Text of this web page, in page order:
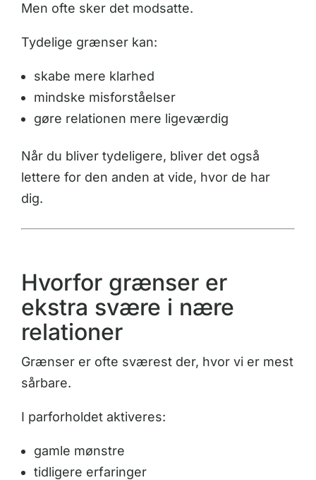
Men ofte sker det modsatte.
Tydelige grænser kan:
skabe mere klarhed
mindske misforståelser
gøre relationen mere ligeværdig
Når du bliver tydeligere, bliver det også
lettere for den anden at vide, hvor de har
dig.
Hvorfor grænser er
ekstra svære i nære
relationer
Grænser er ofte sværest der, hvor vi er mest
sårbare.
I parforholdet aktiveres:
gamle mønstre
tidligere erfaringer